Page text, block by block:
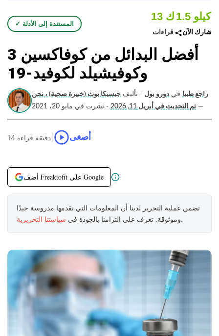
✓ المستندة إلى الأدلة
13 ك
قراءات
1.5 كيلو
شارك الآن
3 أفضل البدائل من كوفاكسين
وكوفيشيلد لكوفيد-19
راجع طبيا في دورو بول - تأليف جيسيكا بوث (خبيرة صحية) ، نحن
— تم التحديث في أبريل 11, 2026 - نشرت في مايو 20، 2021
14 دقيقة قراءة أصغى
أضف Freaktofit على Google
تضمن عملية التحرير لدينا أن المعلومات التي نقدمها مدروسة جيدًا
وموثوقة. تعرف على التزامنا بالجودة في سياستنا التحريرية